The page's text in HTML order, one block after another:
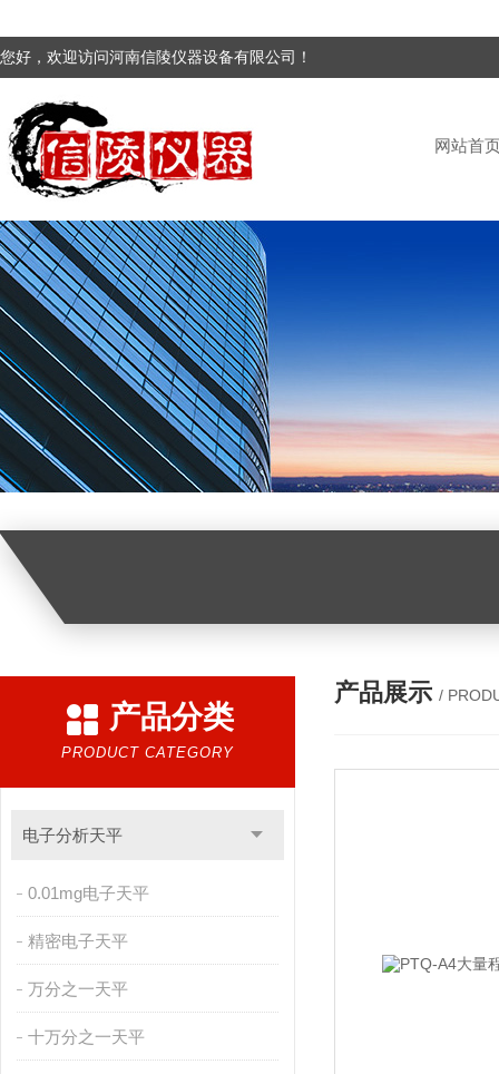
您好，欢迎访问河南信陵仪器设备有限公司！
网站首
产品分类
PRODUCT CATEGORY
电子分析天平
0.01mg电子天平
精密电子天平
万分之一天平
十万分之一天平
产品展示 /